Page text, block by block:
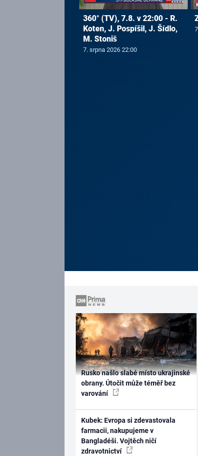
360° (TV), 7.8. v 22:00 - R.
Koten, J. Pospíšil, J. Šídlo,
M. Stoniš
7. srpna 2026 22:00
Rusko našlo slabé místo ukrajinské
obrany. Útočit může téměř bez
varování
Kubek: Evropa si zdevastovala
farmacii, nakupujeme v
Bangladéši. Vojtěch ničí
zdravotnictví